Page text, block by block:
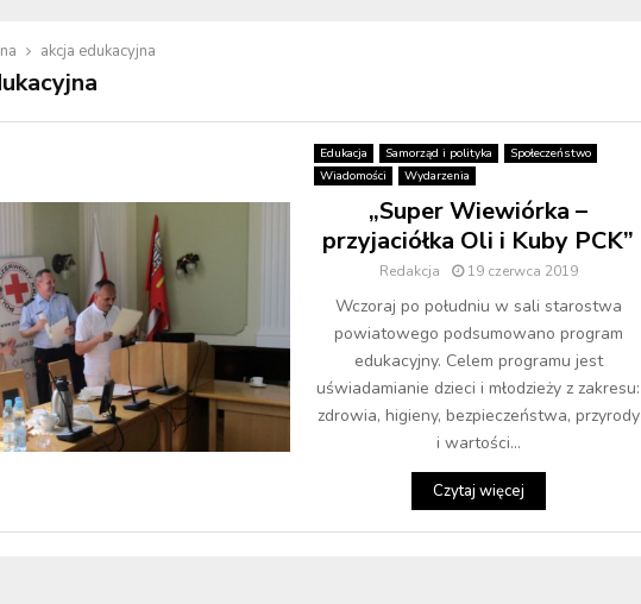
akcja edukacyjna
Edukacja Samorząd i polityka
Społeczeństwo
Wiadomości
Wydarzenia
„Super Wiewiórka –
przyjaciółka Oli i Kuby PCK”
Redakcja 19 czerwca 2019
Wczoraj po południu w sali starostwa
powiatowego podsumowano program
edukacyjny. Celem programu jest
uświadamianie dzieci i młodzieży z zakresu:
zdrowia, higieny, bezpieczeństwa, przyrody
i wartości...
Czytaj więcej